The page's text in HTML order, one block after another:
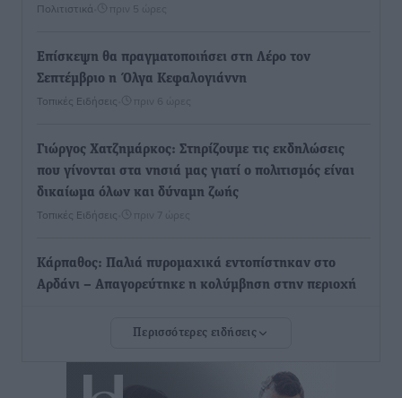
Πολιτιστικά πριν 5 ώρες
Επίσκεψη θα πραγματοποιήσει στη Λέρο τον
Σεπτέμβριο η Όλγα Κεφαλογιάννη
Τοπικές Ειδήσεις πριν 6 ώρες
Γιώργος Χατζημάρκος: Στηρίζουμε τις εκδηλώσεις
που γίνονται στα νησιά μας γιατί ο πολιτισμός είναι
δικαίωμα όλων και δύναμη ζωής
Τοπικές Ειδήσεις πριν 7 ώρες
Κάρπαθος: Παλιά πυρομαχικά εντοπίστηκαν στο
Αρδάνι – Απαγορεύτηκε η κολύμβηση στην περιοχή
εφησυχασμού» – Σε πλήρη ετοιμότητα ο μηχανισμός
Περισσότερες ειδήσεις